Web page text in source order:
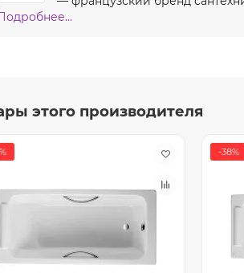
этого производителя
-38%